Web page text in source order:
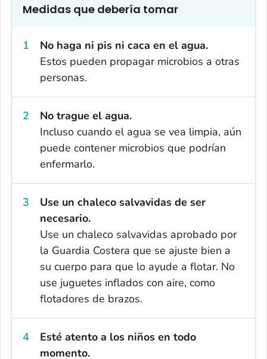
Medidas que debería tomar
No haga ni pis ni caca en el agua.
Estos pueden propagar microbios a otras
personas.
No trague el agua.
Incluso cuando el agua se vea limpia, aún
puede contener microbios que podrían
enfermarlo.
Use un chaleco salvavidas de ser
necesario.
Use un chaleco salvavidas aprobado por
la Guardia Costera que se ajuste bien a
su cuerpo para que lo ayude a flotar. No
use juguetes inflados con aire, como
flotadores de brazos.
Esté atento a los niños en todo
momento.